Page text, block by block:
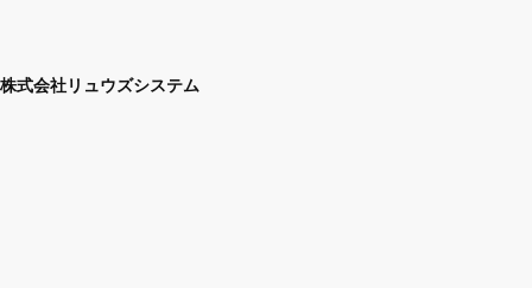
株式会社リュウズシステム